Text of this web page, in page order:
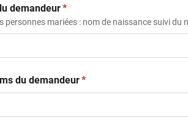
demandeur(obligatoire)
*
personnes mariées : nom de naissance suivi du
du demandeur(obligatoire)
*